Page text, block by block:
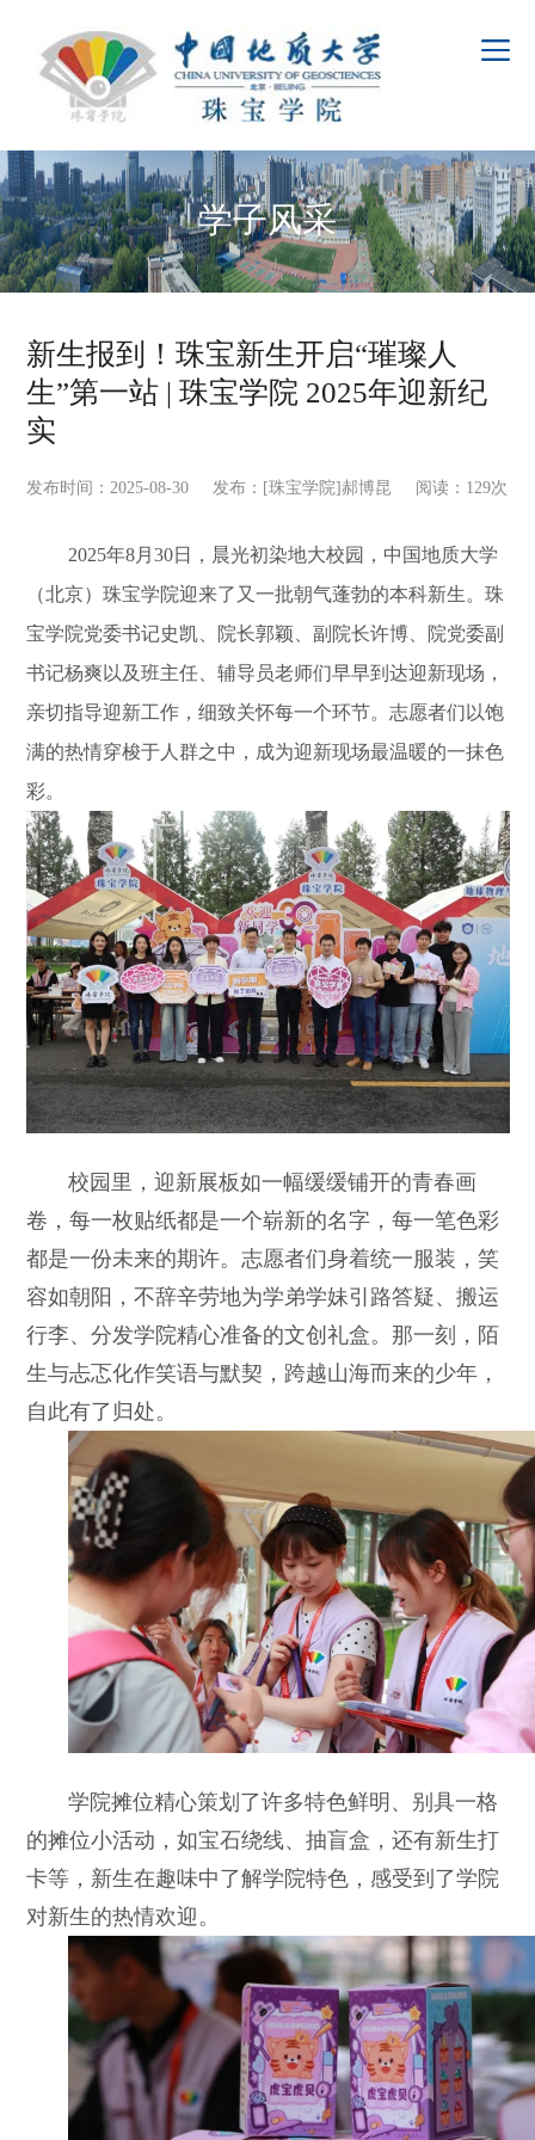
学子风采
新生报到！珠宝新生开启“璀璨人
生”第一站 | 珠宝学院 2025年迎新纪
实
发布时间：2025-08-30 发布：[珠宝学院]郝博昆 阅读： 129次
2025年8月30日，晨光初染地大校园，中国地质大学
（北京）珠宝学院迎来了又一批朝⽓蓬勃的本科新生。珠
宝学院党委书记史凯、院长郭颖、副院长许博、院党委副
书记杨爽以及班主任、辅导员老师们早早到达迎新现场，
亲切指导迎新工作，细致关怀每一个环节。志愿者们以饱
满的热情穿梭于人群之中，成为迎新现场最温暖的一抹色
彩。
校园⾥，迎新展板如⼀幅缓缓铺开的⻘春画
卷，每⼀枚贴纸都是⼀个崭新的名字，每⼀笔⾊彩
都是⼀份未来的期许。志愿者们⾝着统⼀服装，笑
容如朝阳，不辞⾟劳地为学弟学妹引路答疑、搬运
⾏李、分发学院精⼼准备的⽂创礼盒。那⼀刻，陌
⽣与忐忑化作笑语与默契，跨越⼭海⽽来的少年，
⾃此有了归处。
学院摊位精心策划了许多特色鲜明、别具一格
的摊位小活动，如宝石绕线、抽盲盒，还有新生打
卡等，新生在趣味中了解学院特色，感受到了学院
对新生的热情欢迎。